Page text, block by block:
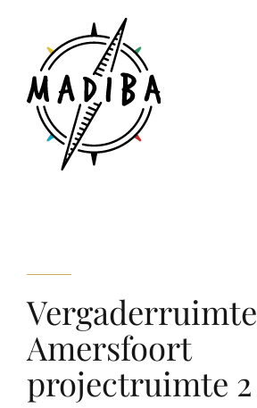
inhoud
Vergaderruimte
Amersfoort
projectruimte 2